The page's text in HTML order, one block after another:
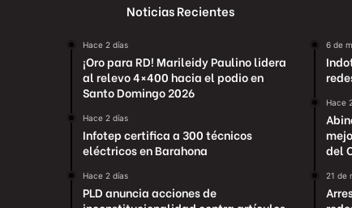
Noticias Recientes
Hace 2 días
¡Oro para RD! Marileidy Paulino lidera
al relevo 4×400 hacia el podio en
Santo Domingo 2026
Hace 2 días
Infotep certifica a 300 técnicos
eléctricos en Barahona
Hace 2 días
PLD anuncia acciones de
6 de
Hace
del
21 de